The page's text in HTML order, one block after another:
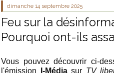
dimanche 14 septembre 2025
Feu sur la
Pourquoi ont-ils
Vous pouvez découvrir ci-
l'émission
I-Médiasur TV